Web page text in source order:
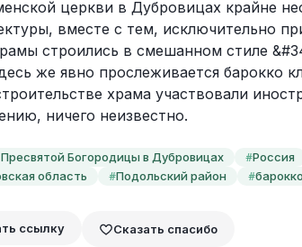
церкви в Дубровицах крайне
вместе с тем, исключительно
строились в смешанном стиле
же явно прослеживается барокко
храма участвовали
ничего неизвестно.
Богородицы в Дубровицах #Россия
область #Подольский район #барокко
ссылку Сказать спасибо